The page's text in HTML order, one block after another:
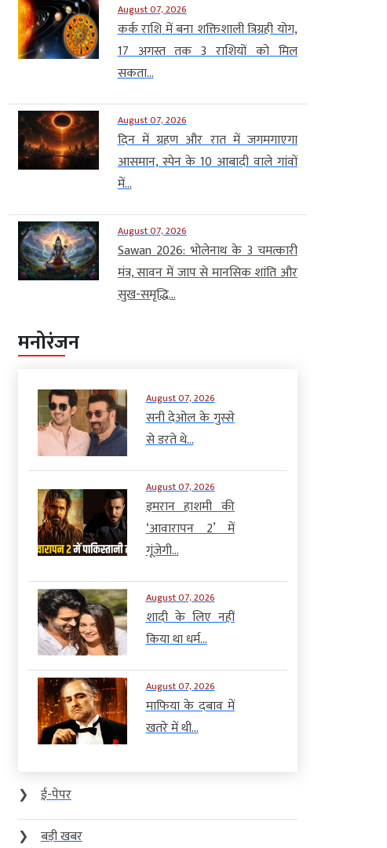
August 07, 2026
कर्क राशि में बना शक्तिशाली त्रिग्रही योग,
17 अगस्त तक 3 राशियों को मिल
सकता...
August 07, 2026
दिन में ग्रहण और रात में जगमगाएगा
आसमान, स्पेन के 10 आबादी वाले गांवों
में...
August 07, 2026
Sawan 2026: भोलेनाथ के 3 चमत्कारी
मंत्र, सावन में जाप से मानसिक शांति और
सुख-समृद्धि...
मनोरंजन
August 07, 2026
सनी देओल के गुस्से
से डरते थे...
August 07, 2026
इमरान हाशमी की
‘आवारापन 2’ में
गूंजेगी...
August 07, 2026
शादी के लिए नहीं
किया था धर्म...
August 07, 2026
माफिया के दबाव में
खतरे में थी...
❯
ई-पेपर
❯
बड़ी खबर